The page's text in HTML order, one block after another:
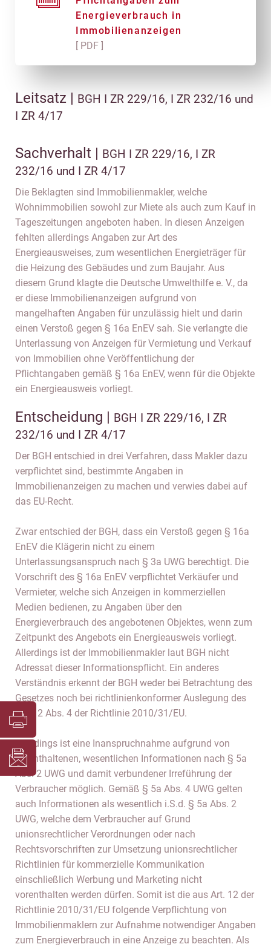
Energieverbrauch in
Immobilienanzeigen
[ PDF ]
Leitsatz | BGH I ZR 229/16, I ZR 232/16 und
I ZR 4/17
Sachverhalt | BGH I ZR 229/16, I ZR
232/16 und I ZR 4/17
Die Beklagten sind Immobilienmakler, welche
Wohnimmobilien sowohl zur Miete als auch zum Kauf in
Tageszeitungen angeboten haben. In diesen Anzeigen
fehlten allerdings Angaben zur Art des
Energieausweises, zum wesentlichen Energieträger für
die Heizung des Gebäudes und zum Baujahr. Aus
diesem Grund klagte die Deutsche Umwelthilfe e. V., da
er diese Immobilienanzeigen aufgrund von
mangelhaften Angaben für unzulässig hielt und darin
einen Verstoß gegen § 16a EnEV sah. Sie verlangte die
Unterlassung von Anzeigen für Vermietung und Verkauf
von Immobilien ohne Veröffentlichung der
Pflichtangaben gemäß § 16a EnEV, wenn für die Objekte
ein Energieausweis vorliegt.
Entscheidung | BGH I ZR 229/16, I ZR
232/16 und I ZR 4/17
Der BGH entschied in drei Verfahren, dass Makler dazu
verpflichtet sind, bestimmte Angaben in
Immobilienanzeigen zu machen und verwies dabei auf
das EU-Recht.
Zwar entschied der BGH, dass ein Verstoß gegen § 16a
EnEV die Klägerin nicht zu einem
Unterlassungsanspruch nach § 3a UWG berechtigt. Die
Vorschrift des § 16a EnEV verpflichtet Verkäufer und
Vermieter, welche sich Anzeigen in kommerziellen
Medien bedienen, zu Angaben über den
Energieverbrauch des angebotenen Objektes, wenn zum
Zeitpunkt des Angebots ein Energieausweis vorliegt.
Allerdings ist der Immobilienmakler laut BGH nicht
Adressat dieser Informationspflicht. Ein anderes
Verständnis erkennt der BGH weder bei Betrachtung des
Gesetzes noch bei richtlinienkonformer Auslegung des
Art. 12 Abs. 4 der Richtlinie 2010/31/EU.
Allerdings ist eine Inanspruchnahme aufgrund von
vorenthaltenen, wesentlichen Informationen nach § 5a
Abs. 2 UWG und damit verbundener Irreführung der
Verbraucher möglich. Gemäß § 5a Abs. 4 UWG gelten
auch Informationen als wesentlich i.S.d. § 5a Abs. 2
UWG, welche dem Verbraucher auf Grund
unionsrechtlicher Verordnungen oder nach
Rechtsvorschriften zur Umsetzung unionsrechtlicher
Richtlinien für kommerzielle Kommunikation
einschließlich Werbung und Marketing nicht
vorenthalten werden dürfen. Somit ist die aus Art. 12 der
Richtlinie 2010/31/EU folgende Verpflichtung von
Immobilienmaklern zur Aufnahme notwendiger Angaben
zum Energieverbrauch in eine Anzeige zu beachten. Als